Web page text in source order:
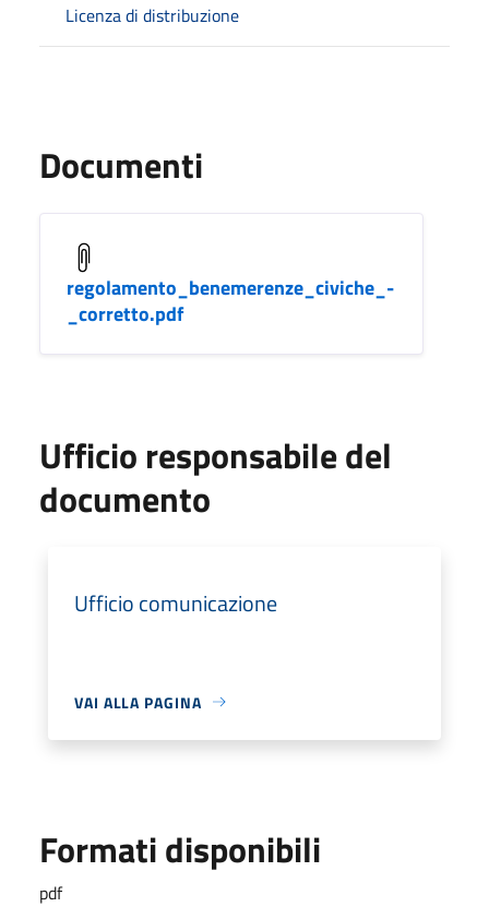
Licenza di distribuzione
Documenti
regolamento_benemerenze_civiche_-
_corretto.pdf
Ufficio responsabile del
documento
Ufficio comunicazione
VAI ALLA PAGINA
Formati disponibili
pdf